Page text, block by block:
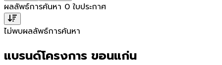
ผลลัพธ์การค้นหา 0 ใบประกาศ
ไม่พบผลลัพธ์การค้นหา
แบรนด์โครงการ ขอนแก่น